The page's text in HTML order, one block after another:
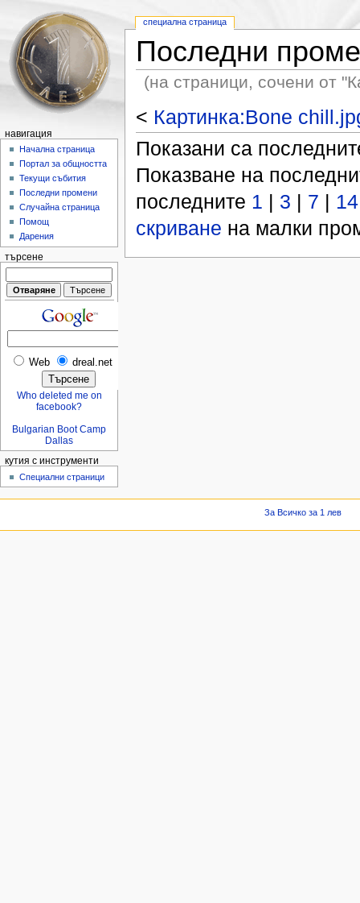
Последни
(на страници, сочени от
< Картинка:Bone
Показани са
Показване на
последните 1 | 3 | 7 | 14
скриване на малки
специална страница
навигация
Начална страница
Портал за общността
Текущи събития
Последни промени
Случайна страница
Помощ
Дарения
търсене
Web dreal.net
Who deleted me on
facebook?
Bulgarian Boot Camp
Dallas
кутия с инструменти
Специални страници
За Всичко за 1 лев